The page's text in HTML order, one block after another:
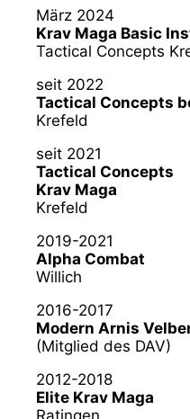
März 2024
Krav Maga Basic
Tactical Concepts
seit 2022
Tactical Concepts
Krefeld
seit 2021
Tactical Concepts
Krav Maga
Krefeld
2019-2021
Alpha Combat
Willich
2016-2017
Modern Arnis
(Mitglied des DAV)
2012-2018
Elite Krav Maga
Ratingen